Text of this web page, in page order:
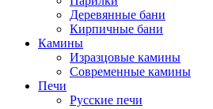
Деревянные бани
Кирпичные бани
Камины
Изразцовые камины
Современные камины
Печи
Русские печи